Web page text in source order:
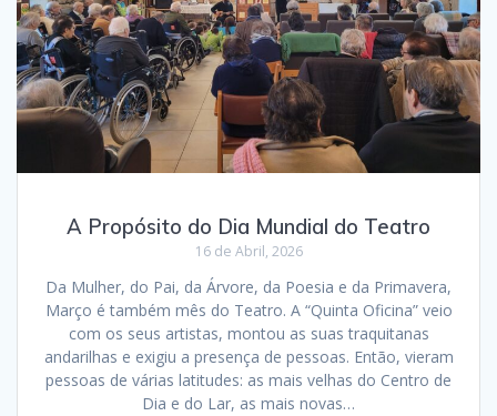
A Propósito do Dia Mundial do Teatro
16 de Abril, 2026
Da Mulher, do Pai, da Árvore, da Poesia e da Primavera,
Março é também mês do Teatro. A “Quinta Oficina” veio
com os seus artistas, montou as suas traquitanas
andarilhas e exigiu a presença de pessoas. Então, vieram
pessoas de várias latitudes: as mais velhas do Centro de
Dia e do Lar, as mais novas…